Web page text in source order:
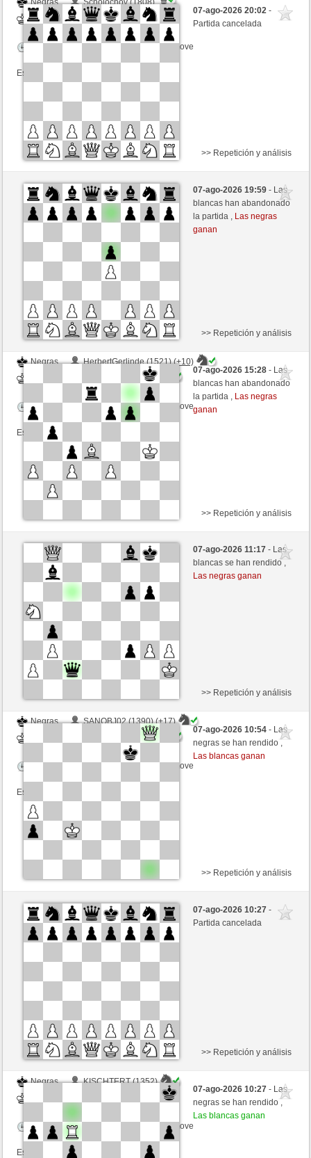
Negras
Scholochov (1808)
Blancas
tecnicle (1383)
Tiempo: 10 minutes/side + 8 seconds/move
Esta partida es por puntos
07-ago-2026 20:02-
Partida cancelada
Negras
Giles (1462)
Blancas
tecnicle (1393)
Tiempo: 10 minutes/side + 8 seconds/move
Esta partida es por puntos
>> Repetición y análisis
07-ago-2026 19:59- Las
blancas han abandonado
la partida , Las negras
ganan
Negras
HerbertGerlinde (1521) (+10)
tecnicle (1393) (-10)
Tiempo: 10 minutes/side + 8 seconds/move
Esta partida es por puntos
>> Repetición y análisis
07-ago-2026 15:28- Las
blancas han abandonado
la partida , Las negras
ganan
Negras
kampfesser (1548) (+10)
Blancas
tecnicle (1403) (-10)
Tiempo: 10 minutes/side + 8 seconds/move
Esta partida es por puntos
>> Repetición y análisis
07-ago-2026 11:17- Las
blancas se han rendido ,
Las negras ganan
Negras
SANOBJ02 (1390) (+17)
tecnicle (1420) (-17)
Tiempo: 10 minutes/side + 8 seconds/move
Esta partida es por puntos
>> Repetición y análisis
07-ago-2026 10:54- Las
negras se han rendido ,
Las blancas ganan
Blancas
Evstolia7744 (1446) (+15)
Negras
tecnicle (1435) (-15)
>> Repetición y análisis
07-ago-2026 10:27-
Partida cancelada
Negras
KISCHTERT (1352)
Tiempo: 10 minutes/side + 8 seconds/move
Esta partida es por puntos
>> Repetición y análisis
07-ago-2026 10:27- Las
negras se han rendido ,
Las blancas ganan